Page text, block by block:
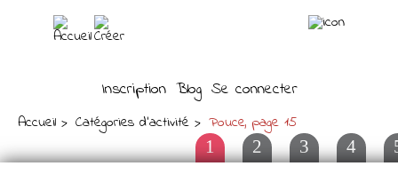
Inscription Blog Se connecter
Accueil Catégories d'activité
Pouce, page 15
1
2 3 4